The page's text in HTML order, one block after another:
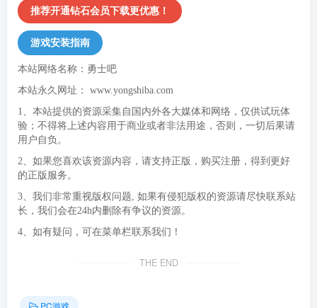
推荐开通钻石会员下载更优惠！
游戏安装指南
本站网络名称：勇士吧
本站永久网址： www.yongshiba.com
1、本站提供的资源采集自国内外各大媒体和网络，仅供试玩体
验；不得将上述内容用于商业或者非法用途，否则，一切后果请
用户自负。
2、如果您喜欢该资源内容，请支持正版，购买注册，得到更好
的正版服务。
3、我们非常重视版权问题, 如果有侵犯版权的资源请尽快联系站
长，我们会在24h内删除有争议的资源。
4、如有疑问，可在菜单栏联系我们！
THE END
PC游戏